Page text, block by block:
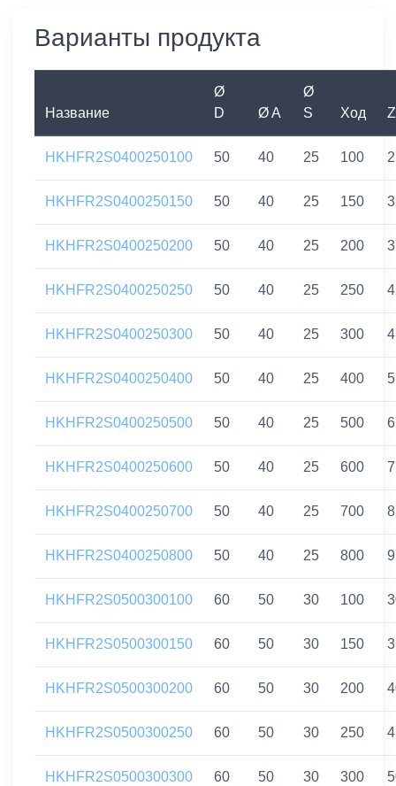
Варианты продукта
Название
Ø
D
Ø A
Ø
S
Ход Z
HKHFR2S0400250100 50 40 25 100
HKHFR2S0400250150 50 40 25 150
HKHFR2S0400250200 50 40 25 200
HKHFR2S0400250250 50 40 25 250
HKHFR2S0400250300 50 40 25 300
HKHFR2S0400250400 50 40 25 400
HKHFR2S0400250500 50 40 25 500
HKHFR2S0400250600 50 40 25 600
HKHFR2S0400250700 50 40 25 700
HKHFR2S0400250800 50 40 25 800
HKHFR2S0500300100 60 50 30 100
HKHFR2S0500300150 60 50 30 150
HKHFR2S0500300200 60 50 30 200
HKHFR2S0500300250 60 50 30 250
HKHFR2S0500300300 60 50 30 300